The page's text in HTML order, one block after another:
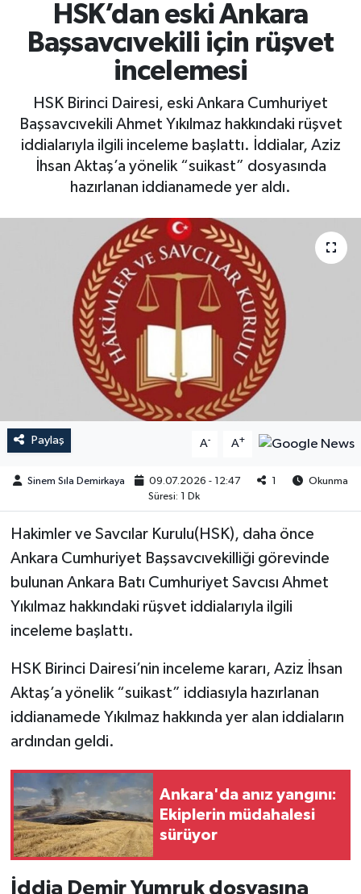
HSK’dan eski Ankara
Başsavcıvekili için rüşvet
incelemesi
HSK Birinci Dairesi, eski Ankara Cumhuriyet
Başsavcıvekili Ahmet Yıkılmaz hakkındaki rüşvet
iddialarıyla ilgili inceleme başlattı. İddialar, Aziz
İhsan Aktaş’a yönelik “suikast” dosyasında
hazırlanan iddianamede yer aldı.
Paylaş A- A+
Sinem Sıla Demirkaya 09.07.2026 - 12:47 1
Okunma
Süresi: 1 Dk
Hakimler ve Savcılar Kurulu(HSK), daha önce
Ankara Cumhuriyet Başsavcıvekilliği görevinde
bulunan Ankara Batı Cumhuriyet Savcısı Ahmet
Yıkılmaz hakkındaki rüşvet iddialarıyla ilgili
inceleme başlattı.
HSK Birinci Dairesi’nin inceleme kararı, Aziz İhsan
Aktaş’a yönelik “suikast” iddiasıyla hazırlanan
iddianamede Yıkılmaz hakkında yer alan iddiaların
ardından geldi.
Ankara'da anız yangını:
Ekiplerin müdahalesi
sürüyor
İddia Demir Yumruk dosyasına